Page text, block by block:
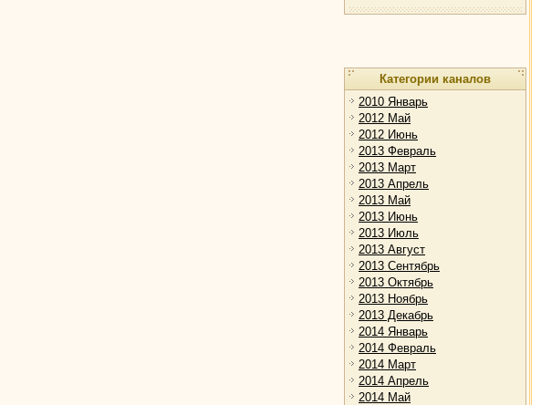
Категории каналов
2010 Январь
2012 Май
2012 Июнь
2013 Февраль
2013 Март
2013 Апрель
2013 Май
2013 Июнь
2013 Июль
2013 Август
2013 Сентябрь
2013 Октябрь
2013 Ноябрь
2013 Декабрь
2014 Январь
2014 Февраль
2014 Март
2014 Апрель
2014 Май